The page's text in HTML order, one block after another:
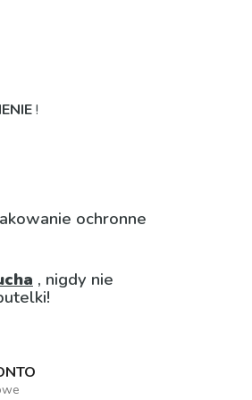
!
ochronne
, nigdy nie